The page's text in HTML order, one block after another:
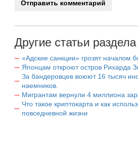
Другие статьи раздела
«Адские санкции» грозят началом
Японцам откроют остров Рихарда
За бандеровцев воюют 16 тысяч
наемников.
Мигрантам вернули 4 миллиона
Что такое криптокарта и как
повседневной жизни